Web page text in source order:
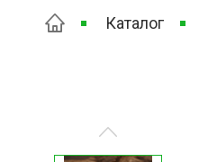
Каталог